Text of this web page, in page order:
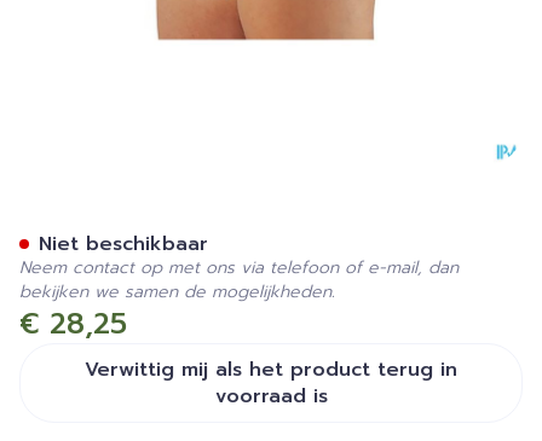
€ 28,25
Verwittig mij als het product terug in
voorraad is
Niet beschikbaar
Neem contact op met ons via telefoon of e-mail, dan
bekijken we samen de mogelijkheden.